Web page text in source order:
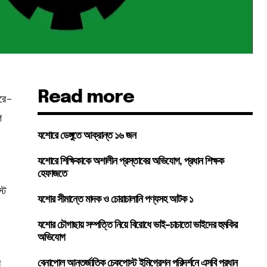
Read more
যশোরে ডেঙ্গুতে আক্রান্ত ১৬ জন
যশোরে শিক্ষিকাকে অশালীন প্রস্তাবের অভিযোগ, প্রধান শিক্ষক
হেফাজতে
যশোর সীমান্তে মাদক ও চোরাচালানি পণ্যসহ আটক ১
যশোর চৌগাছায় সম্পত্তি নিয়ে বিরোধে ভাই-চাচাতো ভাইদের হুমকির
অভিযোগ
বেনাপোল আন্তর্জাতিক চেকপোস্ট ইমিগ্রেশন পরিদর্শনে এসবি প্রধান